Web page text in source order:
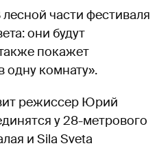
части фестиваля
они будут
покажет
одну комнату».
режиссер Юрий
у 28-метрового
и Sila Sveta